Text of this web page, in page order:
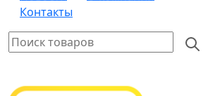
Контакты